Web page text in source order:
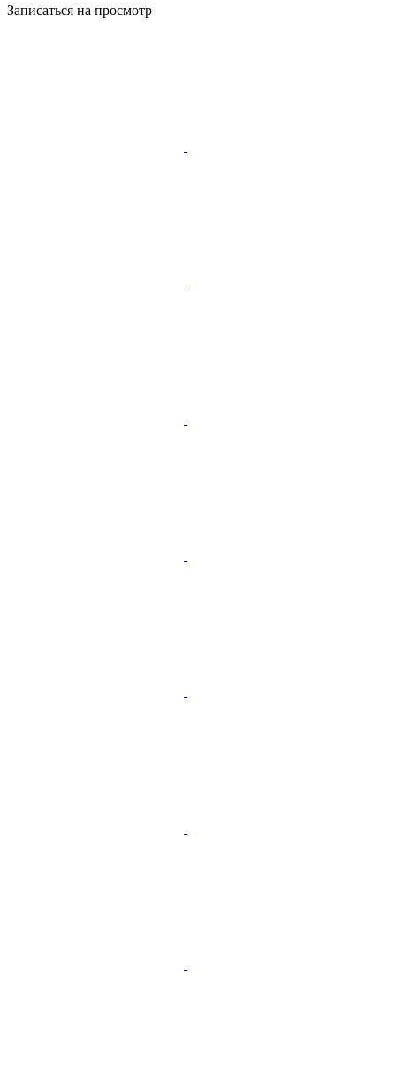
Записаться на просмотр